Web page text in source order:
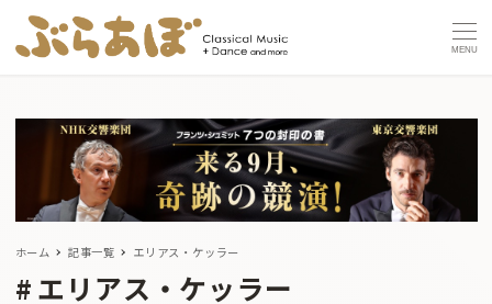
MENU
ホーム 記事一覧 エリアス・ケッラー
エリアス・ケッラー